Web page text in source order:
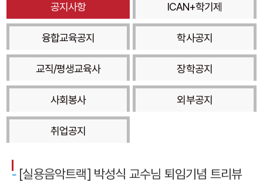
공지사항 ICAN+학기제
융합교육공지 학사공지
교직/평생교육사 장학공지
사회봉사 외부공지
취업공지
[실용음악트랙] 박성식 교수님 퇴임기념 트리뷰